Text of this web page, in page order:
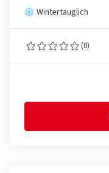
Wintertauglich
(0)